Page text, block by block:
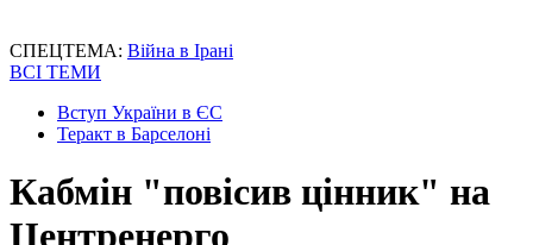
СПЕЦТЕМА: Війна в Ірані
ВСІ ТЕМИ
Вступ України в ЄС
Теракт в Барселоні
Кабмін "повісив цінник" на
Центренерго